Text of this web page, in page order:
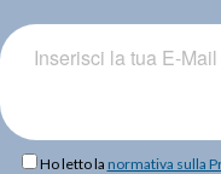
Ho letto la normativa sulla